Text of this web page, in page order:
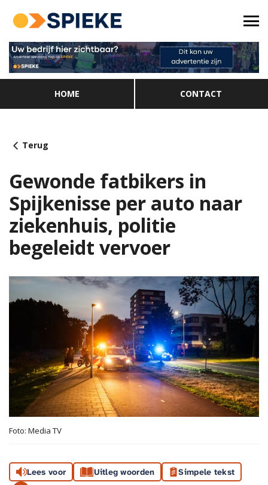
HOME CONTACT
Terug
Gewonde fatbikers in
Spijkenisse per auto naar
ziekenhuis, politie
begeleidt vervoer
Foto: Media TV
Lees voor Uitleg woorden Simpele tekst